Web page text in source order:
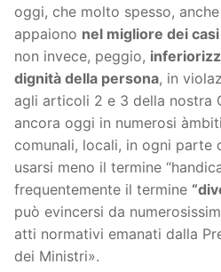
oggi, che molto spesso,
appaiono nel migliore dei
non invece, peggio,
dignità della persona, in
agli articoli 2 e 3 della nostra
ancora oggi in numerosi
comunali, locali, in ogni parte
usarsi meno il termine
frequentemente il termine
può evincersi da
atti normativi emanati dalla
dei Ministri».